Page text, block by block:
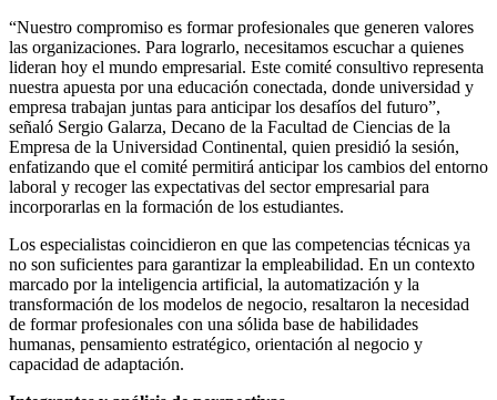
“Nuestro compromiso es formar profesionales que generen valores
las organizaciones. Para lograrlo, necesitamos escuchar a quienes
lideran hoy el mundo empresarial. Este comité consultivo representa
nuestra apuesta por una educación conectada, donde universidad y
empresa trabajan juntas para anticipar los desafíos del futuro”,
señaló Sergio Galarza, Decano de la Facultad de Ciencias de la
Empresa de la Universidad Continental, quien presidió la sesión,
enfatizando que el comité permitirá anticipar los cambios del entorno
laboral y recoger las expectativas del sector empresarial para
incorporarlas en la formación de los estudiantes.
Los especialistas coincidieron en que las competencias técnicas ya
no son suficientes para garantizar la empleabilidad. En un contexto
marcado por la inteligencia artificial, la automatización y la
transformación de los modelos de negocio, resaltaron la necesidad
de formar profesionales con una sólida base de habilidades
humanas, pensamiento estratégico, orientación al negocio y
capacidad de adaptación.